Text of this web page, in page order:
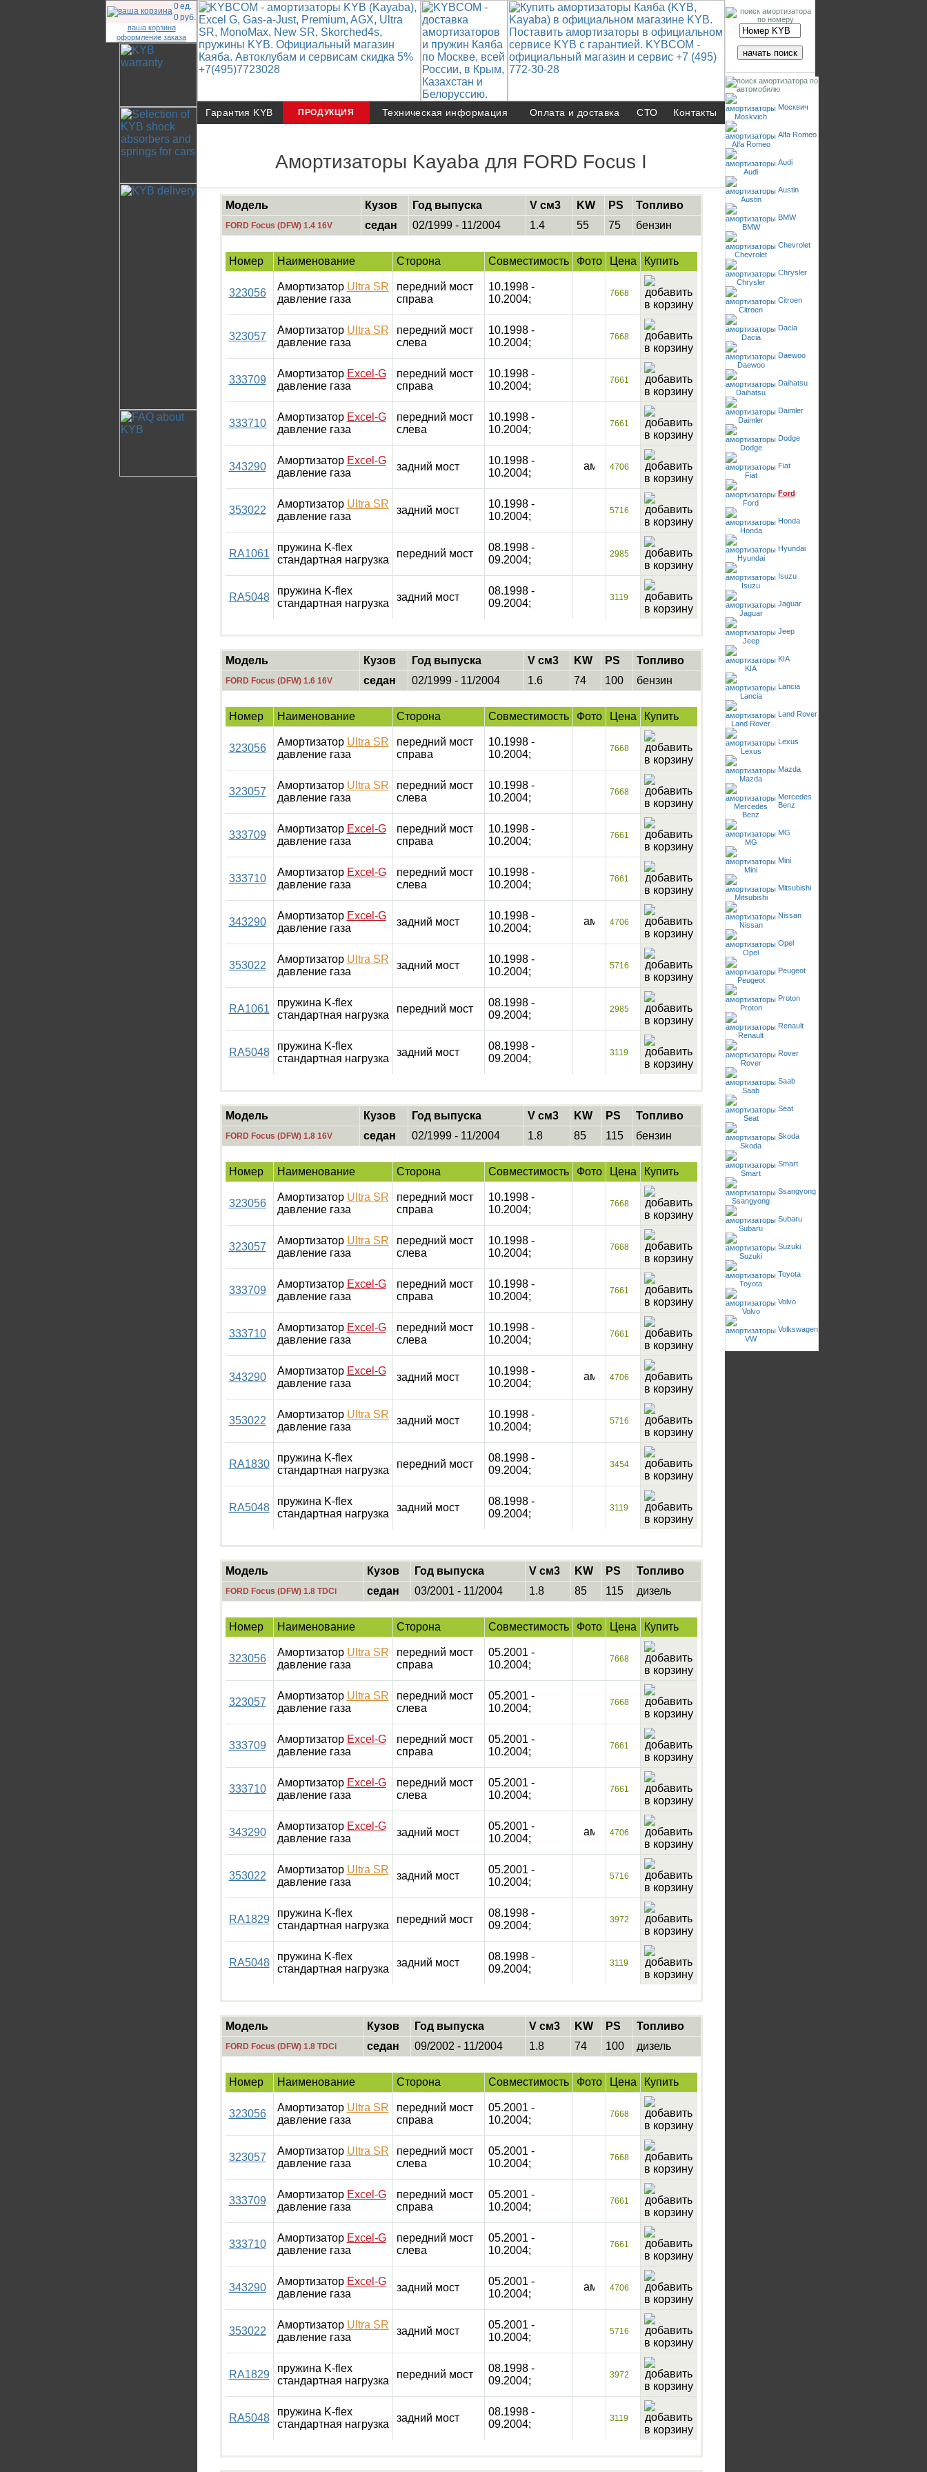
0ед.
0руб.
ваша корзина
оформление заказа
Гарантия KYB ПРОДУКЦИЯ Техническая информация Оплата и доставка СТО Контакты
Амортизаторы Kayaba для FORD Focus I
Модель Кузов Год выпуска V см3 KW PS Топливо
FORD Focus (DFW) 1.4 16V седан 02/1999 - 11/2004 1.4 55 75 бензин
Номер Наименование Сторона Совместимость Фото Цена Купить
323056
Амортизатор Ultra SR
давление газа
передний мост
справа
10.1998 -
10.2004;
7668
323057
Амортизатор Ultra SR
давление газа
передний мост
слева
10.1998 -
10.2004;
7668
333709
Амортизатор Excel-G
давление газа
передний мост
справа
10.1998 -
10.2004;
7661
333710
Амортизатор Excel-G
давление газа
передний мост
слева
10.1998 -
10.2004;
7661
343290
Амортизатор Excel-G
давление газа
задний мост
10.1998 -
10.2004;
4706
353022
Амортизатор Ultra SR
давление газа
задний мост
10.1998 -
10.2004;
5716
RA1061
пружина K-flex
стандартная нагрузка
передний мост
08.1998 -
09.2004;
2985
RA5048
пружина K-flex
стандартная нагрузка
задний мост
08.1998 -
09.2004;
3119
Модель Кузов Год выпуска V см3 KW PS Топливо
FORD Focus (DFW) 1.6 16V седан 02/1999 - 11/2004 1.6 74 100 бензин
Номер Наименование Сторона Совместимость Фото Цена Купить
323056
Амортизатор Ultra SR
давление газа
передний мост
справа
10.1998 -
10.2004;
7668
323057
Амортизатор Ultra SR
давление газа
передний мост
слева
10.1998 -
10.2004;
7668
333709
Амортизатор Excel-G
давление газа
передний мост
справа
10.1998 -
10.2004;
7661
333710
Амортизатор Excel-G
давление газа
передний мост
слева
10.1998 -
10.2004;
7661
343290
Амортизатор Excel-G
давление газа
задний мост
10.1998 -
10.2004;
4706
353022
Амортизатор Ultra SR
давление газа
задний мост
10.1998 -
10.2004;
5716
RA1061
пружина K-flex
стандартная нагрузка
передний мост
08.1998 -
09.2004;
2985
RA5048
пружина K-flex
стандартная нагрузка
задний мост
08.1998 -
09.2004;
3119
Модель Кузов Год выпуска V см3 KW PS Топливо
FORD Focus (DFW) 1.8 16V седан 02/1999 - 11/2004 1.8 85 115 бензин
Номер Наименование Сторона Совместимость Фото Цена Купить
323056
Амортизатор Ultra SR
давление газа
передний мост
справа
10.1998 -
10.2004;
7668
323057
Амортизатор Ultra SR
давление газа
передний мост
слева
10.1998 -
10.2004;
7668
333709
Амортизатор Excel-G
давление газа
передний мост
справа
10.1998 -
10.2004;
7661
333710
Амортизатор Excel-G
давление газа
передний мост
слева
10.1998 -
10.2004;
7661
343290
Амортизатор Excel-G
давление газа
задний мост
10.1998 -
10.2004;
4706
353022
Амортизатор Ultra SR
давление газа
задний мост
10.1998 -
10.2004;
5716
RA1830
пружина K-flex
стандартная нагрузка
передний мост
08.1998 -
09.2004;
3454
RA5048
пружина K-flex
стандартная нагрузка
задний мост
08.1998 -
09.2004;
3119
Модель Кузов Год выпуска V см3 KW PS Топливо
FORD Focus (DFW) 1.8 TDCi седан 03/2001 - 11/2004 1.8 85 115 дизель
Номер Наименование Сторона Совместимость Фото Цена Купить
323056
Амортизатор Ultra SR
давление газа
передний мост
справа
05.2001 -
10.2004;
7668
323057
Амортизатор Ultra SR
давление газа
передний мост
слева
05.2001 -
10.2004;
7668
333709
Амортизатор Excel-G
давление газа
передний мост
справа
05.2001 -
10.2004;
7661
333710
Амортизатор Excel-G
давление газа
передний мост
слева
05.2001 -
10.2004;
7661
343290
Амортизатор Excel-G
давление газа
задний мост
05.2001 -
10.2004;
4706
353022
Амортизатор Ultra SR
давление газа
задний мост
05.2001 -
10.2004;
5716
RA1829
пружина K-flex
стандартная нагрузка
передний мост
08.1998 -
09.2004;
3972
RA5048
пружина K-flex
стандартная нагрузка
задний мост
08.1998 -
09.2004;
3119
Модель Кузов Год выпуска V см3 KW PS Топливо
FORD Focus (DFW) 1.8 TDCi седан 09/2002 - 11/2004 1.8 74 100 дизель
Номер Наименование Сторона Совместимость Фото Цена Купить
323056
Амортизатор Ultra SR
давление газа
передний мост
справа
05.2001 -
10.2004;
7668
323057
Амортизатор Ultra SR
давление газа
передний мост
слева
05.2001 -
10.2004;
7668
333709
Амортизатор Excel-G
давление газа
передний мост
справа
05.2001 -
10.2004;
7661
333710
Амортизатор Excel-G
давление газа
передний мост
слева
05.2001 -
10.2004;
7661
343290
Амортизатор Excel-G
давление газа
задний мост
05.2001 -
10.2004;
4706
353022
Амортизатор Ultra SR
давление газа
задний мост
05.2001 -
10.2004;
5716
RA1829
пружина K-flex
стандартная нагрузка
передний мост
08.1998 -
09.2004;
3972
RA5048
пружина K-flex
стандартная нагрузка
задний мост
08.1998 -
09.2004;
3119
Москвич
Alfa Romeo
Audi
Austin
BMW
Chevrolet
Chrysler
Citroen
Dacia
Daewoo
Daihatsu
Daimler
Dodge
Fiat
Ford
Honda
Hyundai
Isuzu
Jaguar
Jeep
KIA
Lancia
Land Rover
Lexus
Mazda
Mercedes
Benz
MG
Mini
Mitsubishi
Nissan
Opel
Peugeot
Proton
Renault
Rover
Saab
Seat
Skoda
Smart
Ssangyong
Subaru
Suzuki
Toyota
Volvo
Volkswagen